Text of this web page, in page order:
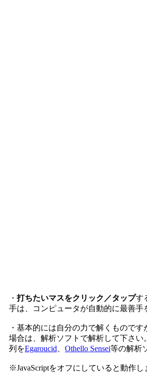
・打ちたいマスをクリック／タップす
手は、コンピュータが自動的に最善手
・基本的には自分の力で解くもので
場合は、解析ソフトで解析して下さい。
列をEgaroucid Othello Sensei等の解析
※JavaScriptをオフにしていると動作し